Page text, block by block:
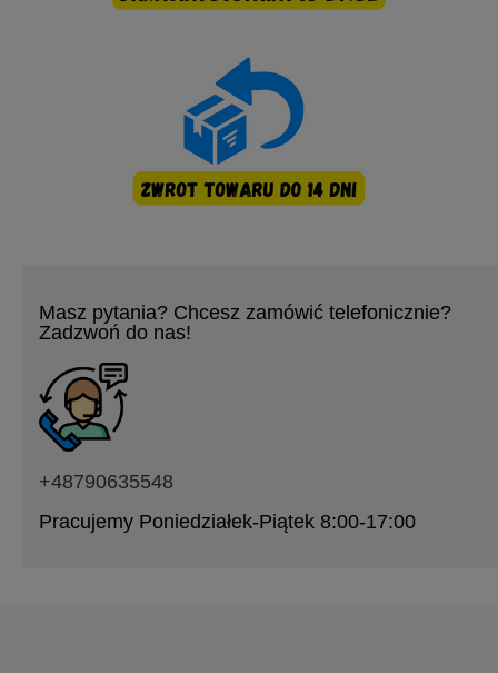
Masz pytania? Chcesz zamówić telefonicznie?
Zadzwoń do nas!
+48790635548
Pracujemy Poniedziałek-Piątek 8:00-17:00